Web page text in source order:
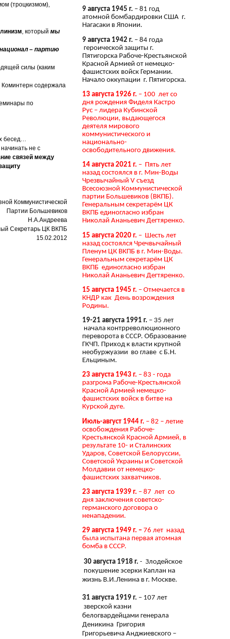
(троцкизмом),
, которыймы
– партию
силы (каким
Коминтерн содержала
по
бесед…
не с
связей между
Коммунистической
Партии Большевиков
Н.А.Андреева
Секретарь ЦК ВКПБ
15.02.2012
9 августа 1945 г. – 81 год
атомной бомбардировки США г.
Нагасаки в Японии.
9 августа 1942 г. – 84 года
героической защиты г.
Пятигорска Рабоче-Крестьянской
Красной Армией от немецко-
фашистских войск Германии.
Начало оккупации г. Пятигорска.
13 августа 1926 г. – 100 лет со
дня рождения Фиделя Кастро
Рус – лидера Кубинской
Революции, выдающегося
деятеля мирового
коммунистического и
национально-
освободительного движения.
14 августа 2021 г. – Пять лет
назад состоялся в г. Мин-Воды
Чрезвычайный V съезд
Всесоюзной Коммунистической
партии Большевиков (ВКПБ).
Генеральным секретарём ЦК
ВКПБ единогласно избран
Николай Ананьевич Дегтяренко.
15 августа 2020 г. – Шесть лет
назад состоялся Чречвычайный
Пленум ЦК ВКПБ в г. Мин-Воды.
Генеральным секретарём ЦК
ВКПБ единогласно избран
Николай Ананьевич Дегтяренко.
15 августа 1945 г. – Отмечается в
КНДР как День возрождения
Родины.
19-21 августа 1991 г. – 35 лет
начала контрреволюционного
переворота в СССР. Образование
ГКЧП. Приход к власти крупной
необуржуазии во главе с Б.Н.
Ельциным.
23 августа 1943 г. – 83 - года
разгрома Рабоче-Крестьянской
Красной Армией немецко-
фашистских войск в битве на
Курской дуге.
Июль-август 1944 г. – 82 – летие
освобождения Рабоче-
Крестьянской Красной Армией, в
результате 10- и Сталинских
Ударов, Советской Белоруссии,
Советской Украины и Советской
Молдавии от немецко-
фашистских захватчиков.
23 августа 1939 г. – 87 лет со
дня заключения советско-
германского договора о
ненападении.
29 августа 1949 г. – 76 лет назад
была испытана первая атомная
бомба в СССР.
30 августа 1918 г. - Злодейское
покушение эсерки Каплан на
жизнь В.И.Ленина в г. Москве.
31 августа 1919 г. – 107 лет
зверской казни
белогвардейцами генерала
Деникина Григория
Григорьевича Анджиевского –